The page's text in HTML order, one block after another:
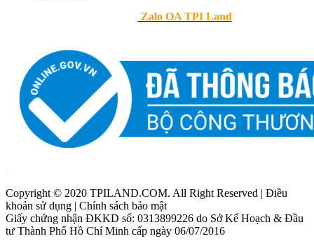
Zalo OA TPI Land
Copyright © 2020 TPILAND.COM. All Right Reserved | Điều
khoản sử dụng | Chính sách bảo mật
Giấy chứng nhận ĐKKD số: 0313899226 do Sở Kế Hoạch & Đầu
tư Thành Phố Hồ Chí Minh cấp ngày 06/07/2016